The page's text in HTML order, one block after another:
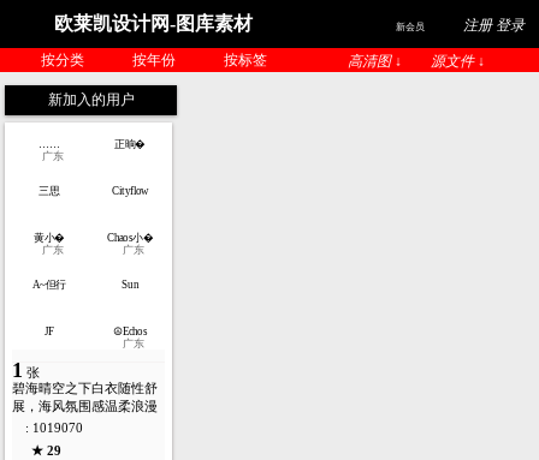
欧莱凯设计网-图库素材 新会员 注册 登录
按分类 按年份 按标签 高清图 ↓ 源文件 ↓
新加入的用户
广东
正晌�
三思 Cityflow
黄小�
广东
Chaos小�
广东
A~但行 Sun
JF
☮Echos
广东
1 张
碧海晴空之下白衣随性舒
展，海风氛围感温柔浪漫
: 1019070
★ 29